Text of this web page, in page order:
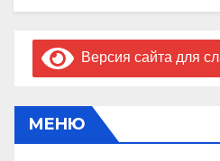
Версия сайта для
МЕНЮ